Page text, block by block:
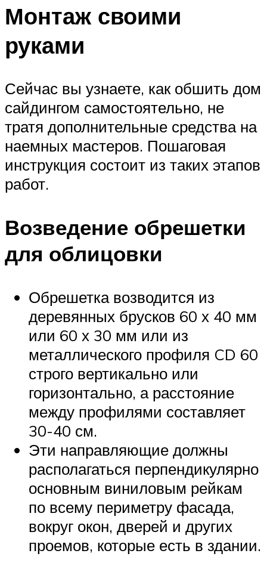
Монтаж своими
руками
Сейчас вы узнаете, как обшить дом
сайдингом самостоятельно, не
тратя дополнительные средства на
наемных мастеров. Пошаговая
инструкция состоит из таких этапов
работ.
Возведение обрешетки
для облицовки
Обрешетка возводится из
деревянных брусков 60 х 40 мм
или 60 х 30 мм или из
металлического профиля CD 60
строго вертикально или
горизонтально, а расстояние
между профилями составляет
30-40 см.
Эти направляющие должны
располагаться перпендикулярно
основным виниловым рейкам
по всему периметру фасада,
вокруг окон, дверей и других
проемов, которые есть в здании.